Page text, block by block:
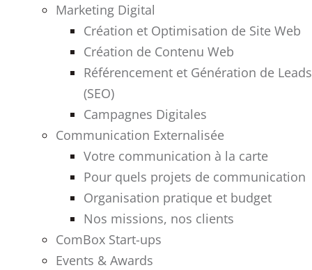
Marketing Digital
Création et Optimisation de Site Web
Création de Contenu Web
Référencement et Génération de Leads
(SEO)
Campagnes Digitales
Communication Externalisée
Votre communication à la carte
Pour quels projets de communication
Organisation pratique et budget
Nos missions, nos clients
ComBox Start-ups
Events & Awards